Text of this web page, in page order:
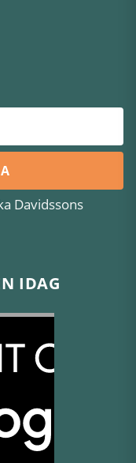
Davidssons
IDAG